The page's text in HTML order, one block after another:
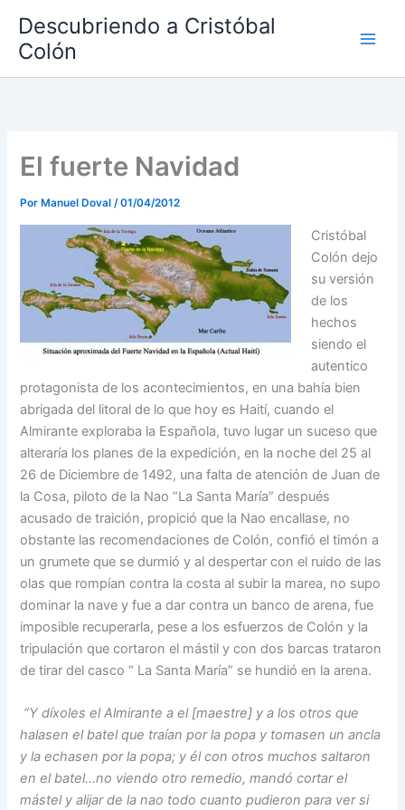
contenido
Descubriendo a Cristóbal
Colón
El fuerte Navidad
Por Manuel Doval/01/04/2012
Cristóbal
Colón dejo
su versión
de los
hechos
siendo el
autentico
protagonista de los acontecimientos, en una bahía bien
abrigada del litoral de lo que hoy es Haití, cuando el
Almirante exploraba la Española, tuvo lugar un suceso que
alteraría los planes de la expedición, en la noche del 25 al
26 de Diciembre de 1492, una falta de atención de Juan de
la Cosa, piloto de la Nao “La Santa María” después
acusado de traición, propició que la Nao encallase, no
obstante las recomendaciones de Colón, confió el timón a
un grumete que se durmió y al despertar con el ruido de las
olas que rompían contra la costa al subir la marea, no supo
dominar la nave y fue a dar contra un banco de arena, fue
imposible recuperarla, pese a los esfuerzos de Colón y la
tripulación que cortaron el mástil y con dos barcas trataron
de tirar del casco “ La Santa María” se hundió en la arena.
“Y díxoles el Almirante a el [maestre] y a los otros que
halasen el batel que traían por la popa y tomasen un ancla
y la echasen por la popa; y él con otros muchos saltaron
en el batel…no viendo otro remedio, mandó cortar el
mástel y alijar de la nao todo cuanto pudieron para ver si